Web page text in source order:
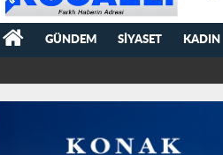
GÜNDEM SIYASET KADIN